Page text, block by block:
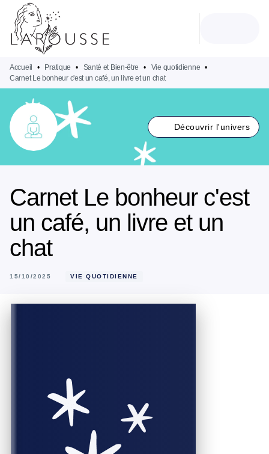
MENU
PIED DE PAGE
Accueil • Pratique • Santé et Bien-être • Vie quotidienne •
Carnet Le bonheur c'est un café, un livre et un chat
Découvrir l'univers
Carnet Le bonheur c'est
un café, un livre et un
chat
15/10/2025 VIE QUOTIDIENNE